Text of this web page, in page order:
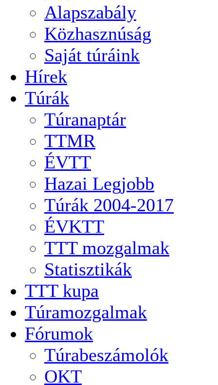
Alapszabály
Közhasznúság
Saját túráink
Hírek
Túrák
Túranaptár
TTMR
ÉVTT
Hazai Legjobb
Túrák 2004-2017
ÉVKTT
TTT mozgalmak
Statisztikák
TTT kupa
Túramozgalmak
Fórumok
Túrabeszámolók
OKT